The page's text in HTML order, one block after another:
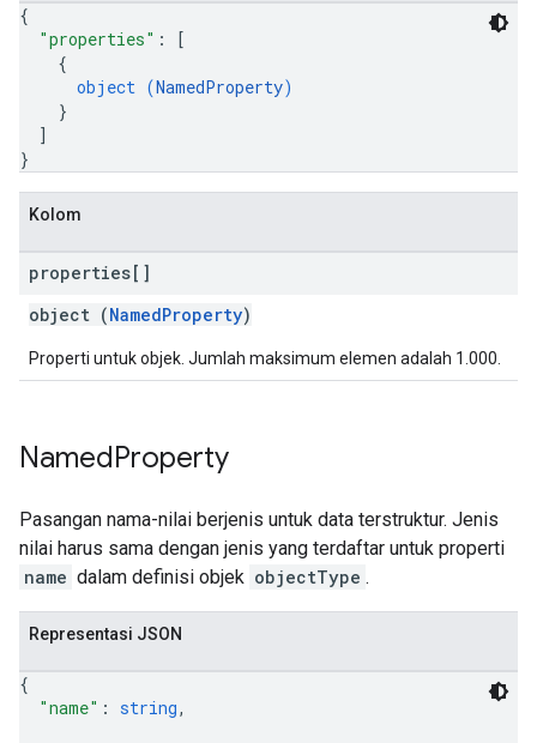
{
"properties" :
[
{
object (NamedProperty)
}
]
}
Kolom
properties[]
object (NamedProperty)
Properti untuk objek. Jumlah maksimum elemen adalah 1.000.
NamedProperty
Pasangan nama-nilai berjenis untuk data terstruktur. Jenis
nilai harus sama dengan jenis yang terdaftar untuk properti
name dalam definisi objek objectType .
Representasi JSON
{
"name" : string,